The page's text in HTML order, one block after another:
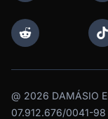
@ 2026 DAMÁSIO
07.912.676/0041-98